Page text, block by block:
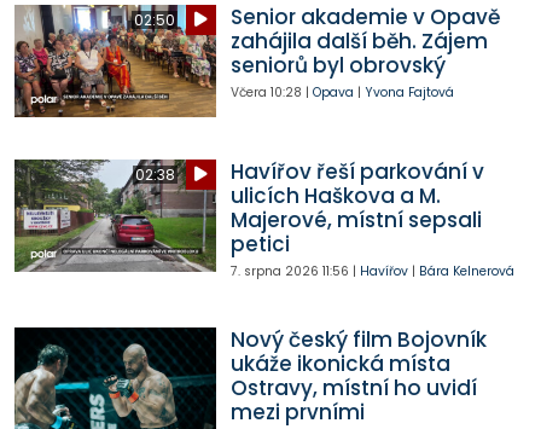
02:50
Senior akademie v Opavě
zahájila další běh. Zájem
seniorů byl obrovský
Včera 10:28 | Opava | Yvona Fajtová
02:38
Havířov řeší parkování v
ulicích Haškova a M.
Majerové, místní sepsali
petici
7. srpna 2026 11:56 | Havířov| Bára Kelnerová
Nový český film Bojovník
ukáže ikonická místa
Ostravy, místní ho uvidí
mezi prvními